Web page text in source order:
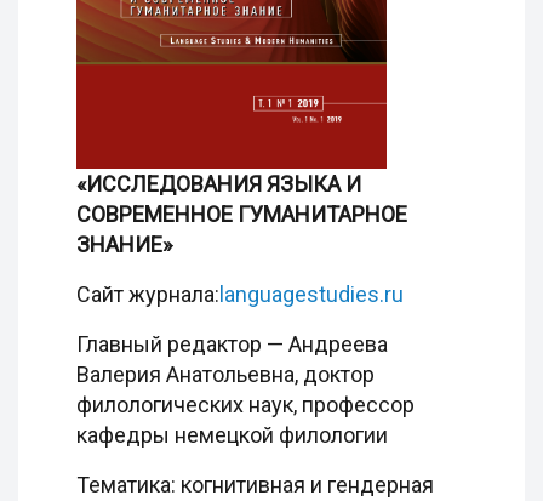
«ИССЛЕДОВАНИЯ ЯЗЫКА И
СОВРЕМЕННОЕ ГУМАНИТАРНОЕ
ЗНАНИЕ»
Сайт журнала: languagestudies.ru
Главный редактор — Андреева
Валерия Анатольевна, доктор
филологических наук, профессор
кафедры немецкой филологии
Тематика: когнитивная и гендерная